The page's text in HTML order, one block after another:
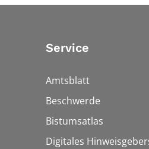
Service
Amtsblatt
Beschwerde
Bistumsatlas
Digitales